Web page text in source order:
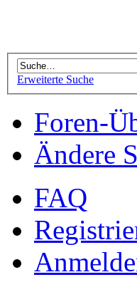
Erweiterte Suche
Foren-
Ändere
FAQ